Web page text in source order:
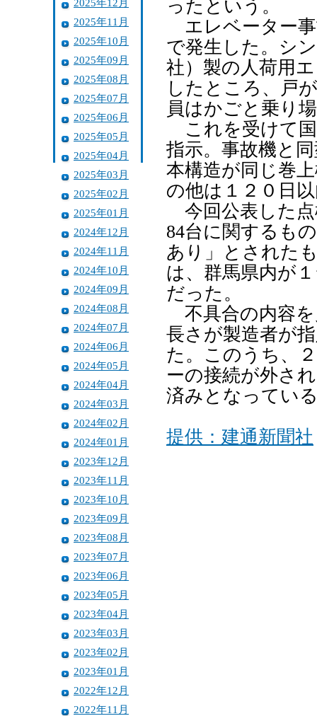
2025年12月
2025年11月
2025年10月
2025年09月
2025年08月
2025年07月
2025年06月
2025年05月
2025年04月
2025年03月
2025年02月
2025年01月
2024年12月
2024年11月
2024年10月
2024年09月
2024年08月
2024年07月
2024年06月
2024年05月
2024年04月
2024年03月
2024年02月
2024年01月
2023年12月
2023年11月
2023年10月
2023年09月
2023年08月
2023年07月
2023年06月
2023年05月
2023年04月
2023年03月
2023年02月
2023年01月
2022年12月
2022年11月
ったという。
エレベーター事
で発生した。シ
社）製の人荷用
したところ、戸
員はかごと乗り
これを受けて国
指示。事故機と
本構造が同じ巻
の他は１２０日
今回公表した点
84台に関するも
あり」とされた
は、群馬県内が
だった。
不具合の内容
長さが製造者が
た。このうち、
ーの接続が外さ
済みとなってい
提供：建通新聞社